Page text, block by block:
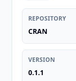
REPOSITORY
CRAN
VERSION
0.1.1